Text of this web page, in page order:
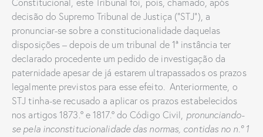
decisão do Supremo Tribunal de Justiça (“STJ”), a
pronunciar-se sobre a constitucionalidade daquelas
disposições – depois de um tribunal de 1ª instância ter
declarado procedente um pedido de investigação da
paternidade apesar de já estarem ultrapassados os prazos
legalmente previstos para esse efeito. Anteriormente, o
STJ tinha-se recusado a aplicar os prazos estabelecidos
nos artigos 1873.º e 1817.º do Código Civil, pronunciando-
se pela inconstitucionalidade das normas, contidas no n.º 1